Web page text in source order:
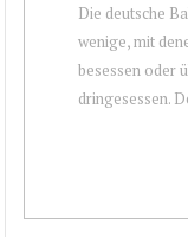
Die deutsche
wenige, mit
besessen oder
dringesessen.